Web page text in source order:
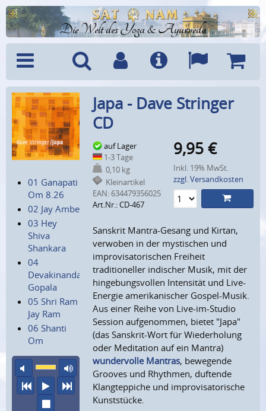
Die Welt des Yoga & Ayurveda
Menü SucheBenutzerkonto
Info Sprachen
01 Ganapati
Om 8.26
02 Jay Ambe
03 Hey
Shiva
Shankara
04
Devakinandana
Gopala
05 Shri Ram
Jay Ram
06 Shanti
Om
Ton aus
maximale Laustärke
vorheriger Titel
Abspielennächster Titel
Wiedergabe stoppen
Japa - Dave Stringer
CD
auf Lager
1-3 Tage
0,10 kg
Kleinartikel
EAN:634479356025
Art.Nr.: CD-467
9,95 €
Inkl. 19% MwSt.
zzgl. Versandkosten
Sanskrit Mantra-Gesang und Kirtan,
verwoben in der mystischen und
improvisatorischen Freiheit
traditioneller indischer Musik, mit der
hingebungsvollen Intensität und Live-
Energie amerikanischer Gospel-Musik.
Aus einer Reihe von Live-im-Studio
Session aufgenommen, bietet "Japa"
(das Sanskrit-Wort für Wiederholung
oder Meditation auf ein Mantra)
wundervolle Mantras, bewegende
Grooves und Rhythmen, duftende
Klangteppiche und improvisatorische
Kunststücke.